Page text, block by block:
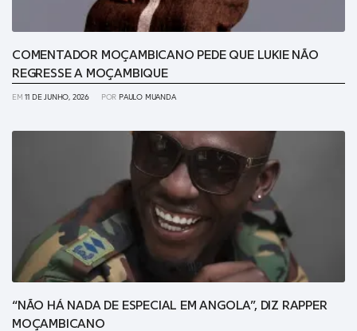
COMENTADOR MOÇAMBICANO PEDE QUE LUKIE NÃO
REGRESSE A MOÇAMBIQUE
EM11 DE JUNHO, 2026 POR PAULO MUANDA
“NÃO HÁ NADA DE ESPECIAL EM ANGOLA”, DIZ RAPPER
MOÇAMBICANO